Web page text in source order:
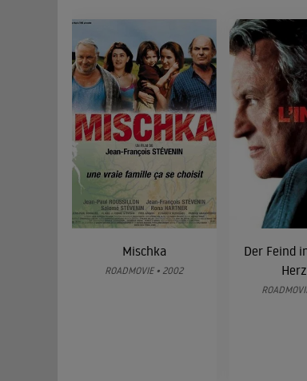
Mischka
ROADMOVIE • 2002
Der Feind